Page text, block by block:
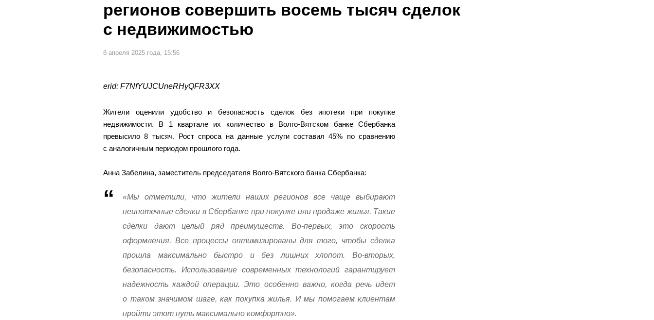
регионов совершить восемь тысяч сделок
с недвижимостью
8 апреля 2025 года, 15:56
erid: F7NfYUJCUneRHyQFR3XX
Жители оценили удобство и безопасность сделок без ипотеки при покупке
недвижимости. В 1 квартале их количество в Волго-Вятском банке Cбербанка
превысило 8 тысяч. Рост спроса на данные услуги составил 45% по сравнению
с аналогичным периодом прошлого года.
Анна Забелина, заместитель председателя Волго-Вятского банка Сбербанка:
«Мы отметили, что жители наших регионов все чаще выбирают
неипотечные сделки в Сбербанке при покупке или продаже жилья. Такие
сделки дают целый ряд преимуществ. Во-первых, это скорость
оформления. Все процессы оптимизированы для того, чтобы сделка
прошла максимально быстро и без лишних хлопот. Во-вторых,
безопасность. Использование современных технологий гарантирует
надежность каждой операции. Это особенно важно, когда речь идет
о таком значимом шаге, как покупка жилья. И мы помогаем клиентам
пройти этот путь максимально комфортно».